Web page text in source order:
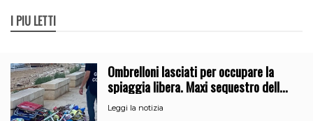
I PIÙ LETTI
Ombrelloni lasciati per occupare la
spiaggia libera. Maxi sequestro della
Guardia Costiera
Leggi la notizia